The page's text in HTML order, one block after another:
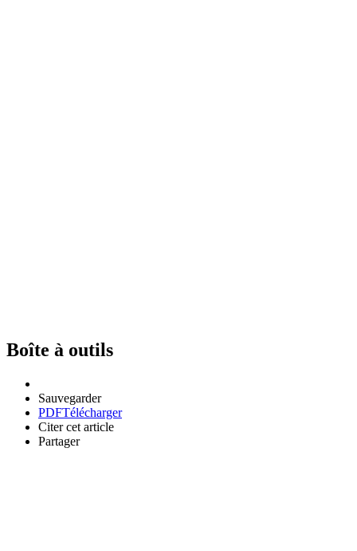
Boîte à outils
Sauvegarder
PDFTélécharger
Citer cet article
Partager